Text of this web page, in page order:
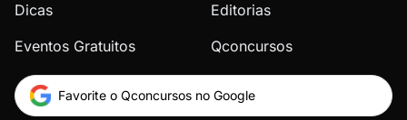
Dicas
Editorias
Eventos Gratuitos
Qconcursos
Favorite o Qconcursos no Google